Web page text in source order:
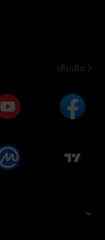
เพิ่มเติม